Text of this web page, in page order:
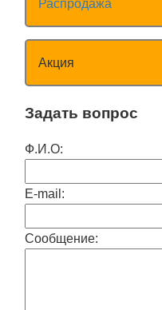
Распродажа
Акция
Задать вопрос
Ф.И.О:
E-mail:
Сообщение: